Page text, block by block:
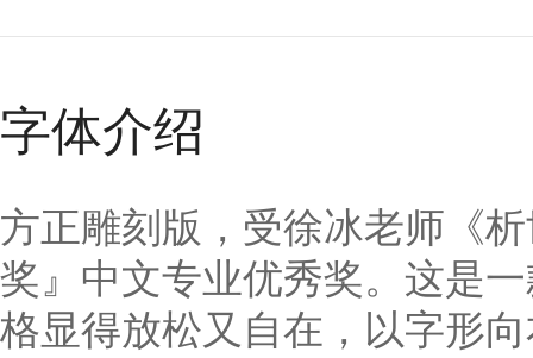
字体介绍
方正雕刻版，受徐冰老师《
奖』中文专业优秀奖。这是
格显得放松又自在，以字形